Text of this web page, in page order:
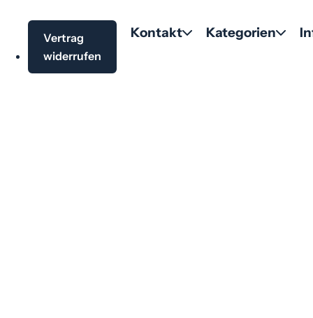
Kontakt Kategorien
Vertrag
widerrufen